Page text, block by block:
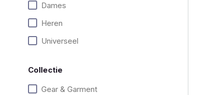
Dames
Heren
Universeel
Collectie
Gear & Garment